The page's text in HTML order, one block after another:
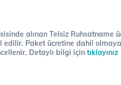
alınan Telsiz Ruhsatname
Paket ücretine dahil
Detaylı bilgi için tıklayınız